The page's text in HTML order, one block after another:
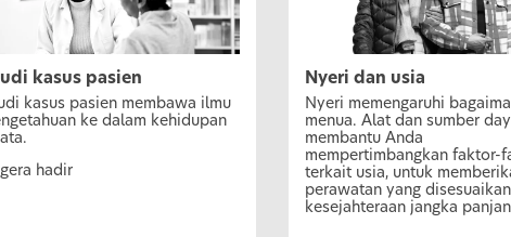
kasus pasien
kasus pasien membawa ilmu
ke dalam kehidupan
hadir
Nyeri dan usia
Nyeri memengaruhi
menua. Alat dan sumber
membantu Anda
mempertimbangkan faktor-
terkait usia, untuk
perawatan yang
kesejahteraan jangka